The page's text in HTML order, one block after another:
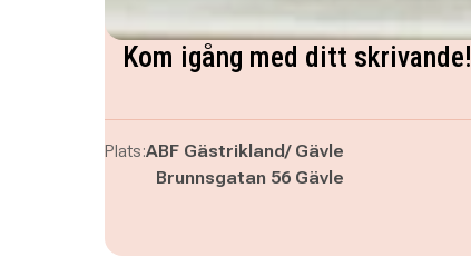
Kom igång med ditt skrivande!
Plats:ABF Gästrikland/ Gävle
Brunnsgatan 56 Gävle